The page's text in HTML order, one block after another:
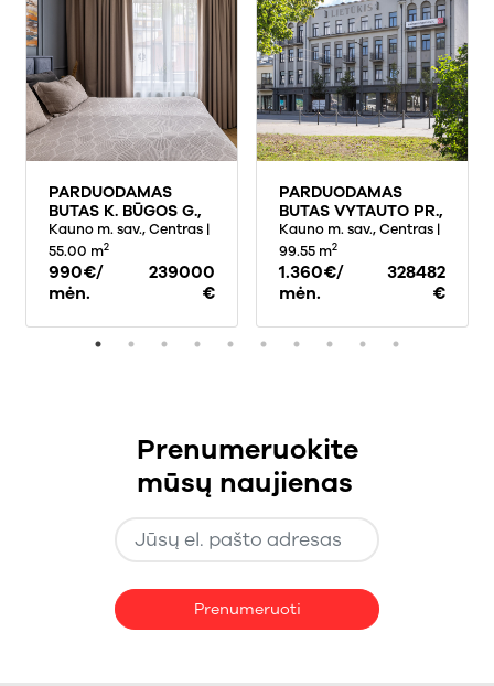
PARDUODAMAS
BUTAS K. BŪGOS G.,
CENTRE, KAUNAS, 55
KV.M PLOTO
Kauno m. sav., Centras |
55.00 m2
990€/
mėn.
239000
€
PARDUODAMAS
BUTAS VYTAUTO PR.,
CENTRE, KAUNE,
99.55 KV.M PLOTO
Kauno m. sav., Centras |
99.55 m2
1.360€/
mėn.
328482
€
Prenumeruokite
mūsų naujienas
Prenumeruoti